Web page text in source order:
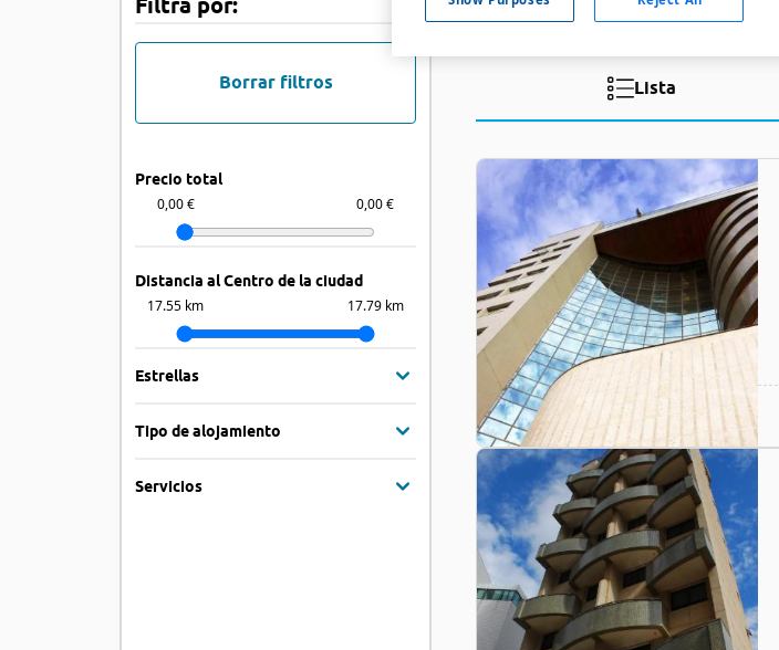
Filtra por:
Borrar filtros
Precio total
0,00 € 0,00 €
Distancia al Centro de la ciudad
17.55 km 17.79 km
Estrellas
Tipo de alojamiento
Servicios
Lista